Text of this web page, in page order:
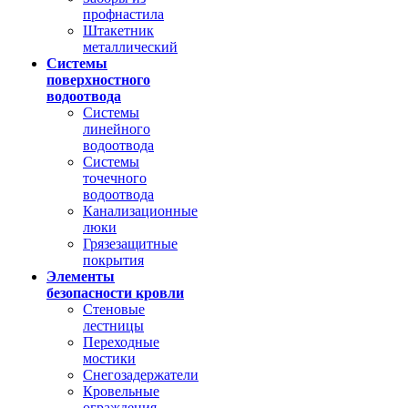
профнастила
Штакетник
металлический
Системы
поверхностного
водоотвода
Системы
линейного
водоотвода
Системы
точечного
водоотвода
Канализационные
люки
Грязезащитные
покрытия
Элементы
безопасности кровли
Стеновые
лестницы
Переходные
мостики
Снегозадержатели
Кровельные